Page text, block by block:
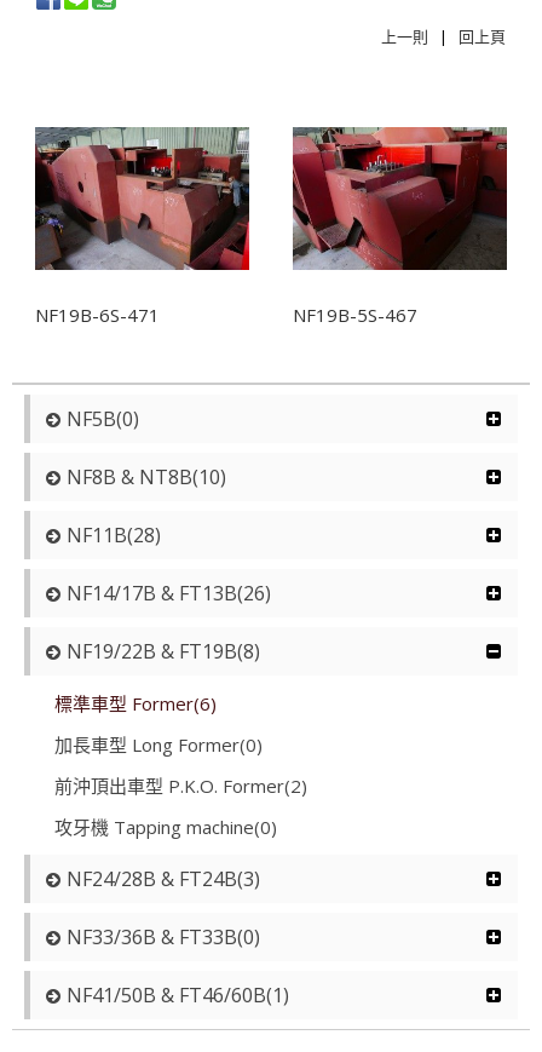
上一則 | 回上頁
NF19B-6S-471 NF19B-5S-467
NF5B(0)
NF8B & NT8B(10)
NF11B(28)
NF14/17B & FT13B(26)
NF19/22B & FT19B(8)
標準車型 Former(6)
加長車型 Long Former(0)
前沖頂出車型 P.K.O. Former(2)
攻牙機 Tapping machine(0)
NF24/28B & FT24B(3)
NF33/36B & FT33B(0)
NF41/50B & FT46/60B(1)